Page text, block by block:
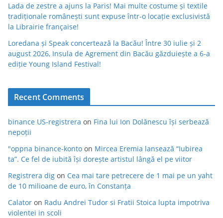
Lada de zestre a ajuns la Paris! Mai multe costume și textile
tradiționale românești sunt expuse într-o locație exclusivistă
la Librairie française!
Loredana și Speak concertează la Bacău! Între 30 iulie și 2
august 2026, Insula de Agrement din Bacău găzduiește a 6-a
ediție Young Island Festival!
Recent Comments
binance US-registrera on Fina lui Ion Dolănescu își serbează
nepoții
"oppna binance-konto on Mircea Eremia lansează “Iubirea
ta”. Ce fel de iubită își dorește artistul lângă el pe viitor
Registrera dig on Cea mai tare petrecere de 1 mai pe un yaht
de 10 milioane de euro, în Constanța
Calator on Radu Andrei Tudor si Fratii Stoica lupta impotriva
violentei in scoli